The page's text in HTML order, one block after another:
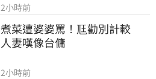
2小時前
煮菜遭婆婆罵！尫勸別計較
人妻嘆像台傭
2小時前